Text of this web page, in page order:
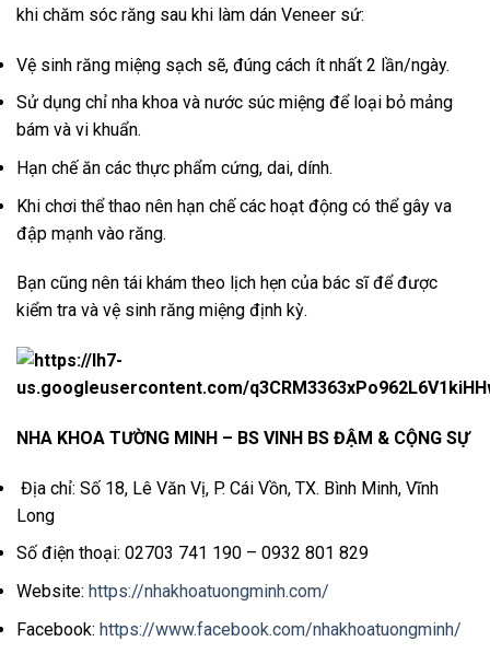
khi chăm sóc răng sau khi làm dán Veneer sứ:
Vệ sinh răng miệng sạch sẽ, đúng cách ít nhất 2 lần/ngày.
Sử dụng chỉ nha khoa và nước súc miệng để loại bỏ mảng
bám và vi khuẩn.
Hạn chế ăn các thực phẩm cứng, dai, dính.
Khi chơi thể thao nên hạn chế các hoạt động có thể gây va
đập mạnh vào răng.
Bạn cũng nên tái khám theo lịch hẹn của bác sĩ để được
kiểm tra và vệ sinh răng miệng định kỳ.
NHA KHOA TƯỜNG MINH – BS VINH BS ĐẬM & CỘNG SỰ
Địa chỉ: Số 18, Lê Văn Vị, P. Cái Vồn, TX. Bình Minh, Vĩnh
Long
Số điện thoại: 02703 741 190 – 0932 801 829
Website: https://nhakhoatuongminh.com/
Facebook: https://www.facebook.com/nhakhoatuongminh/